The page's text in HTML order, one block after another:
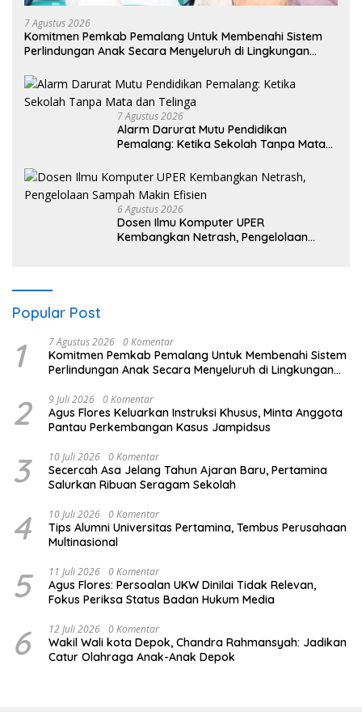
7 Agustus 2026
Komitmen Pemkab Pemalang Untuk Membenahi Sistem
Perlindungan Anak Secara Menyeluruh di Lingkungan
7 Agustus 2026
Alarm Darurat Mutu Pendidikan
Pemalang: Ketika Sekolah Tanpa Mata
6 Agustus 2026
Dosen Ilmu Komputer UPER
Kembangkan Netrash, Pengelolaan
Popular Post
1 7 Agustus 2026 0 Komentar
Komitmen Pemkab Pemalang Untuk Membenahi Sistem
Perlindungan Anak Secara Menyeluruh di Lingkungan
2 9 Juli 2026 0 Komentar
Agus Flores Keluarkan Instruksi Khusus, Minta Anggota
Pantau Perkembangan Kasus Jampidsus
3 10 Juli 2026 0 Komentar
Secercah Asa Jelang Tahun Ajaran Baru, Pertamina
Salurkan Ribuan Seragam Sekolah
4 10 Juli 2026 0 Komentar
Tips Alumni Universitas Pertamina, Tembus Perusahaan
Multinasional
5 11 Juli 2026 0 Komentar
Agus Flores: Persoalan UKW Dinilai Tidak Relevan,
Fokus Periksa Status Badan Hukum Media
6 12 Juli 2026 0 Komentar
Wakil Wali kota Depok, Chandra Rahmansyah: Jadikan
Catur Olahraga Anak-Anak Depok